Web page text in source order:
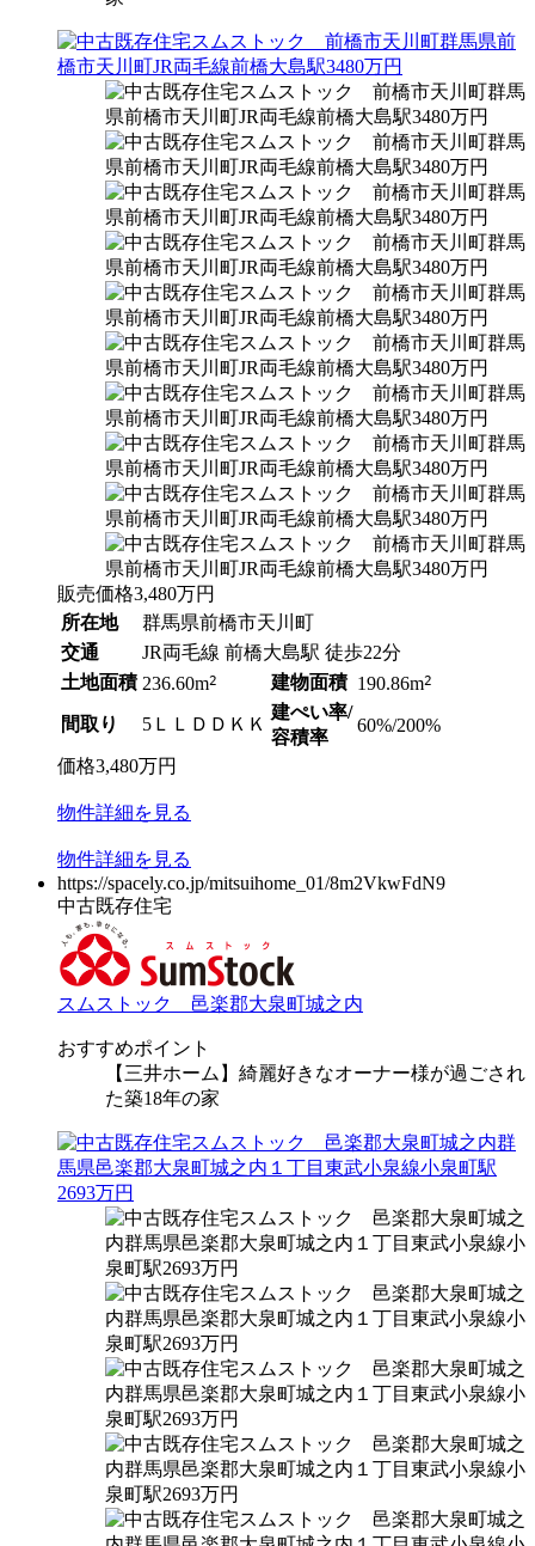
販売価格3,480万円
所在地
群馬県前橋市天川町
交通
JR両毛線 前橋大島駅 徒歩22分
土地面積 236.60m2 建物面積 190.86m2
間取り 5ＬＬＤＤＫＫ
建ぺい率/
容積率
60%/200%
価格3,480万円
物件詳細を見る
物件詳細を見る
https://spacely.co.jp/mitsuihome_01/8m2VkwFdN9
中古既存住宅
スムストック 邑楽郡大泉町城之内
おすすめポイント
【三井ホーム】綺麗好きなオーナー様が過ごされ
た築18年の家